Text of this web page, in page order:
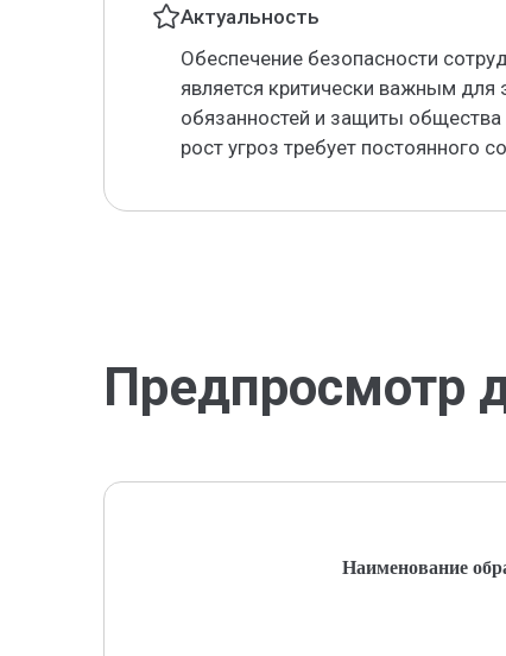
Актуальность
Обеспечение безопасности
является критически важным
обязанностей и защиты общества
рост угроз требует постоянного
Предпросмотр
Наименование